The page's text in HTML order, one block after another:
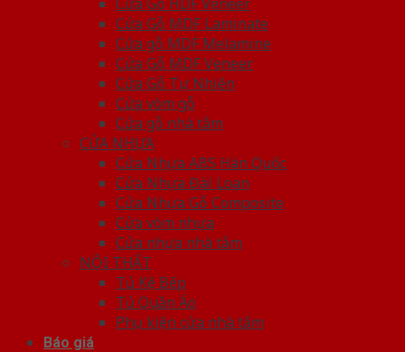
Cửa Gỗ MDF Laminate
Cửa gỗ MDF Melamine
Cửa Gỗ MDF Veneer
Cửa Gỗ Tự Nhiên
Cửa vòm gỗ
Cửa gỗ nhà tắm
CỬA NHỰA
Cửa Nhựa ABS Hàn Quốc
Cửa Nhựa Đài Loan
Cửa Nhựa Gỗ Composite
Cửa vòm nhựa
Cửa nhựa nhà tắm
NỘI THẤT
Tủ Kệ Bếp
Tủ Quần Áo
Phụ kiện cửa nhà tắm
Báo giá